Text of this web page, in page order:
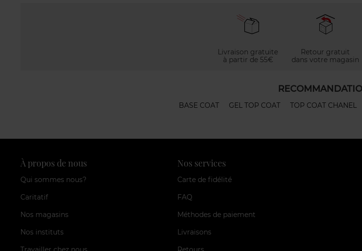
Livraison gratuite
à partir de 55€
Retour gratuit
dans votre magasin
BASE COAT GEL TOP COAT TOP COAT CHANEL
À propos de nous
Qui sommes nous?
Caritatif
Nos magasins
Nos instituts
Nos services
Carte de fidélité
FAQ
Méthodes de paiement
Livraisons